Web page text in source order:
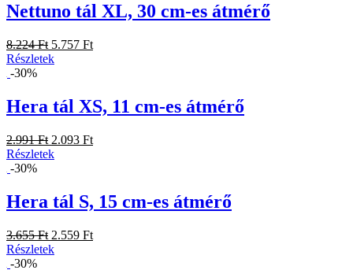
Nettuno tál XL, 30 cm-es átmérő
8.224 Ft 5.757 Ft
Részletek
-30%
Hera tál XS, 11 cm-es átmérő
2.991 Ft 2.093 Ft
Részletek
-30%
Hera tál S, 15 cm-es átmérő
3.655 Ft 2.559 Ft
Részletek
-30%